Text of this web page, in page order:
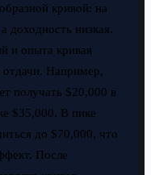
кривой: на
доходность низкая.
и опыта кривая
отдачи. Например,
получать $20,000 в
$35,000. В пике
до $70,000, что
После